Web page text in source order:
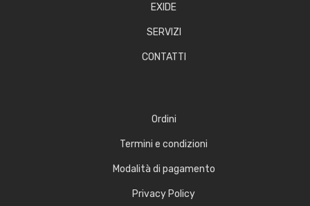
EXIDE
SERVIZI
CONTATTI
Ordini
Termini e condizioni
Modalità di pagamento
Privacy Policy